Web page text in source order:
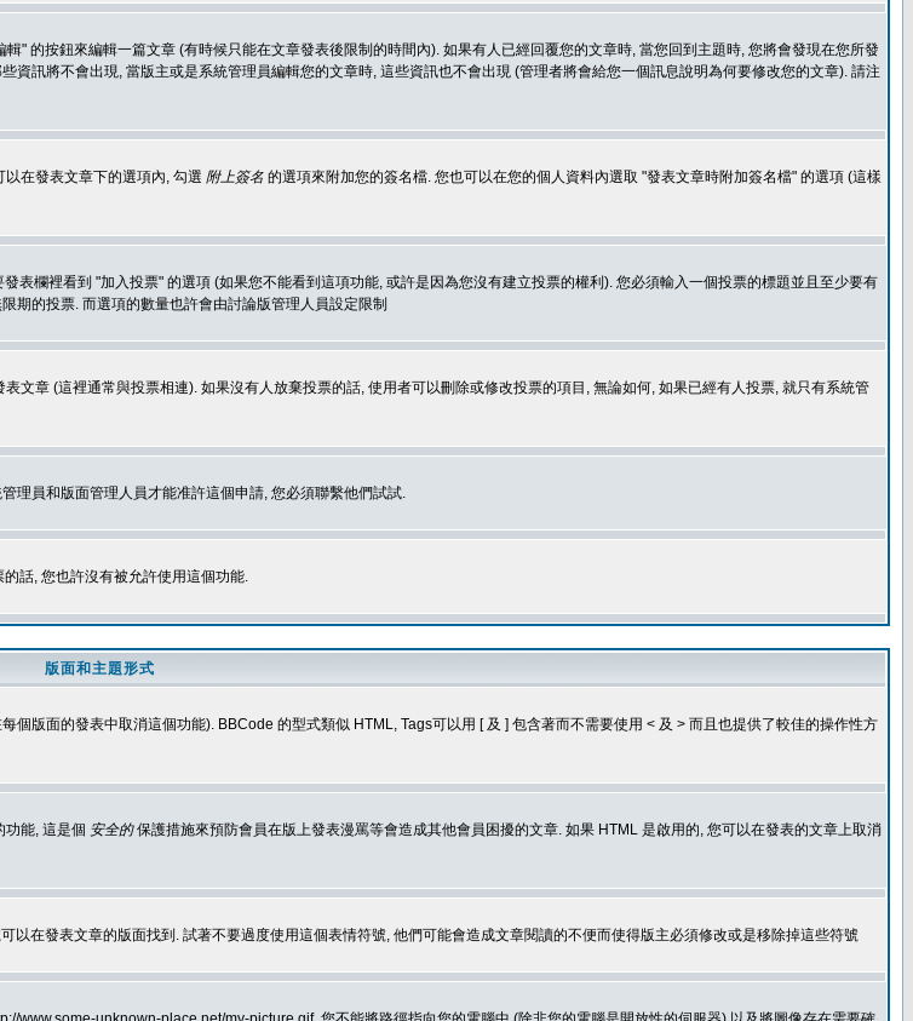
" 的按鈕來編輯一篇文章 (有時候只能在文章發表後限制的時間內). 如果有人已經回覆您的文章時, 當您回到主題時, 您將會發現在您所發
訊將不會出現, 當版主或是系統管理員編輯您的文章時, 這些資訊也不會出現 (管理者將會給您一個訊息說明為何要修改您的文章). 請注
在發表文章下的選項內, 勾選 附上簽名 的選項來附加您的簽名檔. 您也可以在您的個人資料內選取 "發表文章時附加簽名檔" 的選項 (這樣
欄裡看到 "加入投票" 的選項 (如果您不能看到這項功能, 或許是因為您沒有建立投票的權利). 您必須輸入一個投票的標題並且至少要有
期的投票. 而選項的數量也許會由討論版管理人員設定限制
文章 (這裡通常與投票相連). 如果沒有人放棄投票的話, 使用者可以刪除或修改投票的項目, 無論如何, 如果已經有人投票, 就只有系統管
理員和版面管理人員才能准許這個申請, 您必須聯繫他們試試.
話, 您也許沒有被允許使用這個功能.
版面和主題形式
版面的發表中取消這個功能). BBCode 的型式類似 HTML, Tags可以用 [ 及 ] 包含著而不需要使用 < 及 > 而且也提供了較佳的操作性方
功能, 這是個 安全的保護措施來預防會員在版上發表漫罵等會造成其他會員困擾的文章. 如果 HTML 是啟用的, 您可以在發表的文章上取消
在發表文章的版面找到. 試著不要過度使用這個表情符號, 他們可能會造成文章閱讀的不便而使得版主必須修改或是移除掉這些符號